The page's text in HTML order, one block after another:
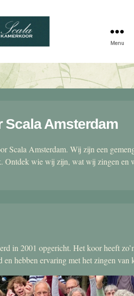
kamerkoor
Menu
Scala Amsterdam
Scala Amsterdam. Wij zijn een
Ontdek wie wij zijn, wat wij zingen en
in 2001 opgericht. Het koor heeft
en hebben ervaring met het zingen van